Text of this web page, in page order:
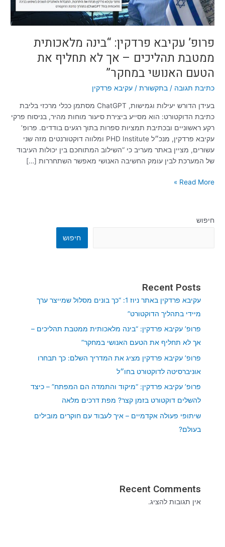
פרופ’ עקיבא פרדקין: “בינה מלאכותית
ממטבת תהליכים – אך לא תחליף את
הטעם האנושי במחקר”
כתיבת תגובה /בתקשורת /עקיבא פרדקין
בעידן הדורש יעילות וגמישות, ChatGPT מסתמן ככלי מרכזי בליבת
כתיבת הדוקטורט: הוא מסייע ביצירת סיעור מוחות מהיר, בניסוח פרקי
רקע ראשוניים ובכתיבת תמציות ספרות בתוך רגעים בודדים. פרופ’
עקיבא פרדקין, מנכ״ל PHD Institute ומלווה דוקטורנטים מזה שני
עשורים, מציין באתר מעריב כי “השילוב המתוחכם בין יכולות העיבוד
של המערכת לבין עומק החשיבה האנושי מאפשר השתחררות […]
אך
לא
תחליף
הטעם
האנושי
במחקר”
Read More »
חיפוש
חיפוש
Recent Posts
עקיבא פרדקין באתר ניוז 1: “כך בונים מסלול שמייצר ערך
מיידי בתהליך הדוקטורט”
פרופ’ עקיבא פרדקין: “בינה מלאכותית ממטבת תהליכים –
אך לא תחליף את הטעם האנושי במחקר”
פרופ’ עקיבא פרדקין מציג את המדריך השלם: כך תבחרו
אוניברסיטה לדוקטורט בחו״ל
פרופ’ עקיבא פרדקין: “מיקוד והתמדה הם המפתח” – כיצד
להשלים דוקטורט בזמן קצר? מפת דרכים מלאה
שיתופי פעולה אקדמיים – איך לעבוד עם חוקרים מובילים
בעולם?
Recent Comments
אין תגובות להציג.